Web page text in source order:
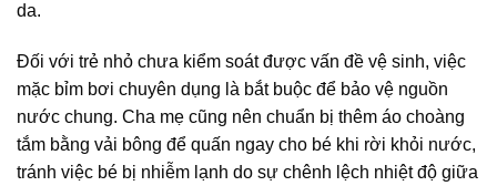
da.
Đối với trẻ nhỏ chưa kiểm soát được vấn đề vệ sinh, việc
mặc bỉm bơi chuyên dụng là bắt buộc để bảo vệ nguồn
nước chung. Cha mẹ cũng nên chuẩn bị thêm áo choàng
tắm bằng vải bông để quấn ngay cho bé khi rời khỏi nước,
tránh việc bé bị nhiễm lạnh do sự chênh lệch nhiệt độ giữa